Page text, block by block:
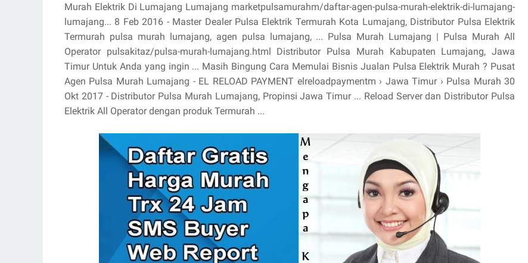
Murah Elektrik Di Lumajang Lumajang marketpulsamurahm/daftar-agen-pulsa-murah-elektrik-di-lumajang-
lumajang... 8 Feb 2016 - Master Dealer Pulsa Elektrik Termurah Kota Lumajang, Distributor Pulsa Elektrik
Termurah pulsa murah lumajang, agen pulsa lumajang, ... Pulsa Murah Lumajang | Pulsa Murah All
Operator pulsakitaz/pulsa-murah-lumajang.html Distributor Pulsa Murah Kabupaten Lumajang, Jawa
Timur Untuk Anda yang ingin ... Masih Bingung Cara Memulai Bisnis Jualan Pulsa Elektrik Murah ? Pusat
Agen Pulsa Murah Lumajang - EL RELOAD PAYMENT elreloadpaymentm › Jawa Timur › Pulsa Murah 30
Okt 2017 - Distributor Pulsa Murah Lumajang, Propinsi Jawa Timur ... Reload Server dan Distributor Pulsa
Elektrik All Operator dengan produk Termurah ...